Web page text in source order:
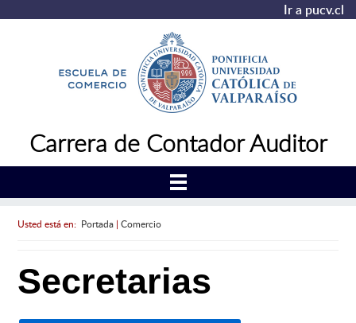
Ir a pucv.cl
Carrera de Contador Auditor
Usted está en: Portada| Comercio
Secretarias